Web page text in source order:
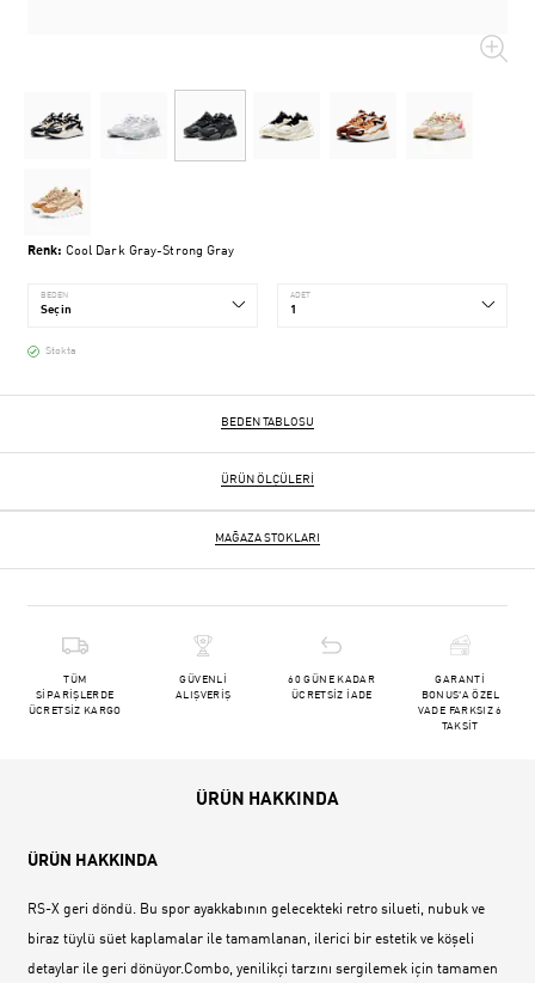
Renk: Cool Dark Gray-Strong Gray
BEDEN ADET
Stokta
BEDEN TABLOSU
ÜRÜN ÖLÇÜLERI
MAĞAZA STOKLARI
TÜM
SİPARİŞLERDE
ÜCRETSİZ KARGO
GÜVENLİ
ALIŞVERİŞ
60 GÜNE KADAR
ÜCRETSİZ İADE
GARANTİ
BONUS'A ÖZEL
VADE FARKSIZ 6
TAKSİT
ÜRÜN HAKKINDA
ÜRÜN HAKKINDA
RS-X geri döndü. Bu spor ayakkabının gelecekteki retro silueti, nubuk ve
biraz tüylü süet kaplamalar ile tamamlanan, ilerici bir estetik ve köşeli
detaylar ile geri dönüyor.Combo, yenilikçi tarzını sergilemek için tamamen